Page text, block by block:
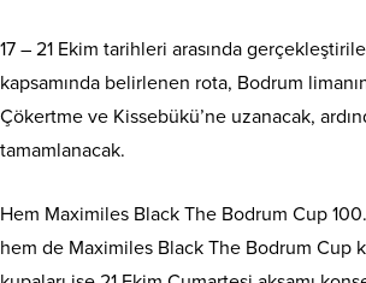
17 – 21 Ekim tarihleri arasında
kapsamında belirlenen rota, Bodrum
Çökertme ve Kissebükü’ne uzanacak,
tamamlanacak.
Hem Maximiles Black The Bodrum Cup 100.
hem de Maximiles Black The Bodrum Cup